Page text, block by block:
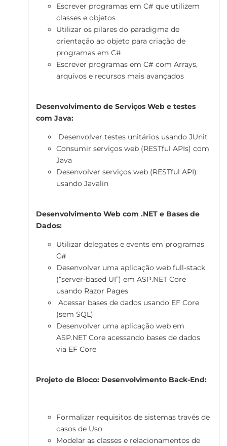
Escrever programas em C# que utilizem
classes e objetos
Utilizar os pilares do paradigma de
orientação ao objeto para criação de
programas em C#
Escrever programas em C# com Arrays,
arquivos e recursos mais avançados
Desenvolvimento de Serviços Web e testes
com Java:
Desenvolver testes unitários usando JUnit
Consumir serviços web (RESTful APIs) com
Java
Desenvolver serviços web (RESTful API)
usando Javalin
Desenvolvimento Web com .NET e Bases de
Dados:
Utilizar delegates e events em programas
C#
Desenvolver uma aplicação web full-stack
(“server-based UI”) em ASP.NET Core
usando Razor Pages
Acessar bases de dados usando EF Core
(sem SQL)
Desenvolver uma aplicação web em
ASP.NET Core acessando bases de dados
via EF Core
Projeto de Bloco: Desenvolvimento Back-End:
Formalizar requisitos de sistemas través de
casos de Uso
Modelar as classes e relacionamentos de